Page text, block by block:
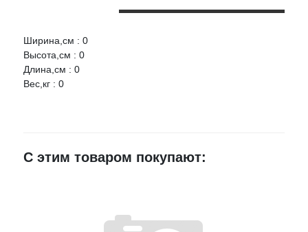
Ширина,см : 0
Высота,см : 0
Длина,см : 0
Вес,кг : 0
Оцените товар:
Ваше имя
С этим товаром покупают: